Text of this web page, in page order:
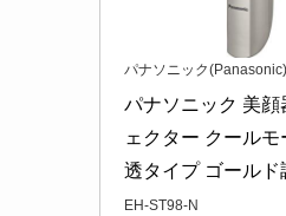
パナソニック(Panasonic)
パナソニック 美顔
ェクター クール
透タイプ ゴールド
EH-ST98-N